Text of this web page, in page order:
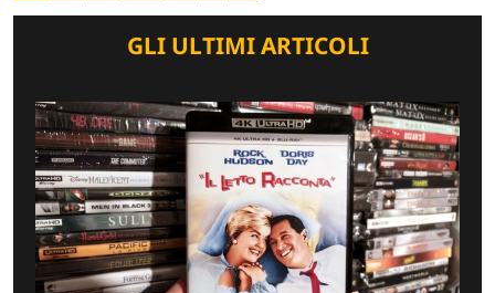
GLI ULTIMI ARTICOLI